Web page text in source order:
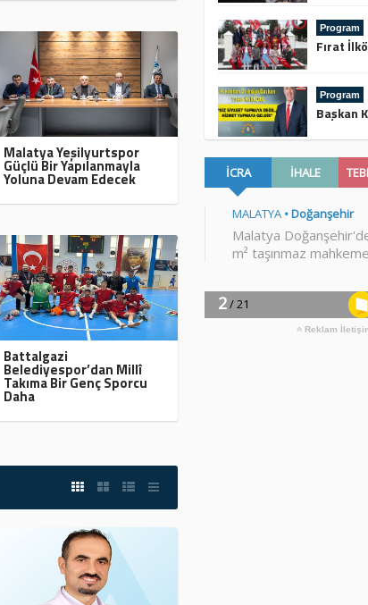
Malatya Yeşilyurtspor
Güçlü Bir Yapılanmayla
Yoluna Devam Edecek
Battalgazi
Belediyespor’dan Millî
Takıma Bir Genç Sporcu
Daha
Program
Program
Reklam